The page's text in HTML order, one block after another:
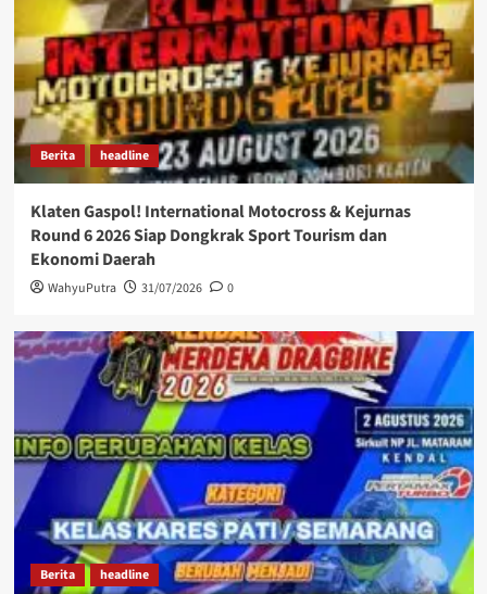
Berita headline
Klaten Gaspol! International Motocross & Kejurnas
Round 6 2026 Siap Dongkrak Sport Tourism dan
Ekonomi Daerah
WahyuPutra 31/07/2026 0
Berita headline